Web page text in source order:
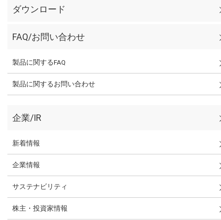
ダウンロード
FAQ/お問い合わせ
製品に関するFAQ
製品に関するお問い合わせ
企業/IR
新着情報
企業情報
サステナビリティ
株主・投資家情報